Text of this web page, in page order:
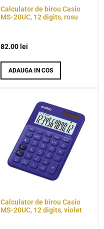
Calculator de birou Casio
MS-20UC, 12 digits, rosu
82.00 lei
ADAUGA IN COS
Calculator de birou Casio
MS-20UC, 12 digits, violet